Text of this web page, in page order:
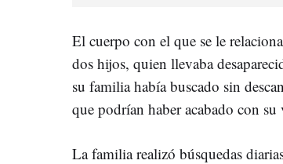
El cuerpo con el que se le
dos hijos, quien llevaba
su familia había buscado sin
que podrían haber acabado con su
La familia realizó búsquedas